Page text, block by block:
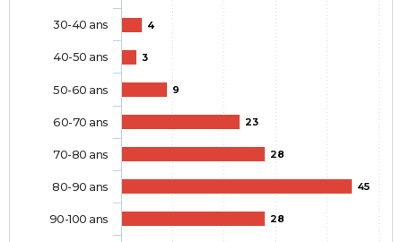
4
3
9
23
28
45
28
30-40 ans
40-50 ans
50-60 ans
60-70 ans
70-80 ans
80-90 ans
90-100 ans